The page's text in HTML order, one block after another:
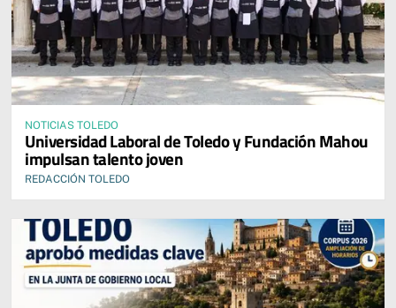
NOTICIAS TOLEDO
Universidad Laboral de Toledo y Fundación Mahou
impulsan talento joven
REDACCIÓN TOLEDO